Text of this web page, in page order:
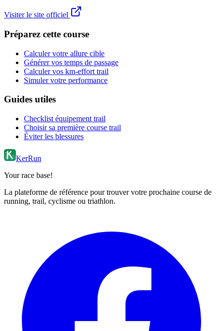
Visiter le site officiel
Préparez cette course
Calculer votre allure cible
Générer vos temps de passage
Calculer vos km-effort trail
Simuler votre performance
Guides utiles
Checklist équipement trail
Choisir sa première course trail
Éviter les blessures
KerRun
Your race base!
La plateforme de référence pour trouver votre prochaine course de
running, trail, cyclisme ou triathlon.